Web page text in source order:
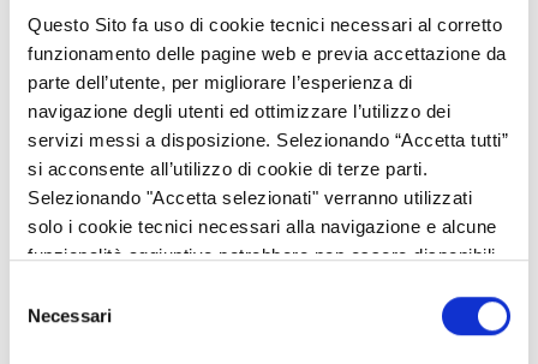
Questo Sito fa uso di cookie tecnici necessari al corretto
funzionamento delle pagine web e previa accettazione da
parte dell’utente, per migliorare l’esperienza di
navigazione degli utenti ed ottimizzare l’utilizzo dei
servizi messi a disposizione. Selezionando “Accetta tutti”
si acconsente all’utilizzo di cookie di terze parti.
Selezionando "Accetta selezionati" verranno utilizzati
solo i cookie tecnici necessari alla navigazione e alcune
funzionalità aggiuntive potrebbero non essere disponibili.
delNecessari
Regione Lombardia, d’intesa con SMAU, ha attivato una
manifestazione di interesseper la selezione di15 startup o
PMI innovativelombarde, attive nei settori dall’intelligenza
artificiale alla sostenibilità, dalla digitalizzazione industriale alla
salute, dalla mobilità alle smart communities, interessate a
presentare le proprie soluzioni a imprese, investitori, pubbliche
amministrazioni e operatori dell’ecosistema dell’innovazione
provenienti dall’Italia e dall’estero.
Le startup e PMI in possesso dei requisiti richiesti possono
compilando il form on line (link in pagina).